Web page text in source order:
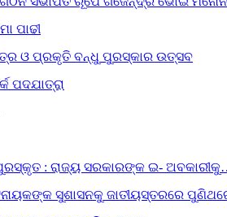
ପାଢୀ
ଓ ପ୍ରକୃତି ବନ୍ଧୁ ପୁରସ୍କାର ଉତ୍ସବ
ପଦଯାତ୍ରା
: ରାଜ୍ୟ ସରକାରଙ୍କ ଇ-
ସୁଶାସନକୁ ଜାତୀୟସ୍ତରରେ